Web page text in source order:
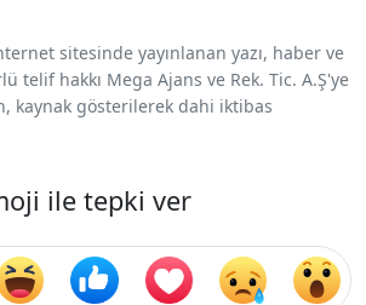
sitesinde yayınlanan yazı, haber ve
telif hakkı Mega Ajans ve Rek. Tic. A.Ş'ye
kaynak gösterilerek dahi iktibas
ile tepki ver